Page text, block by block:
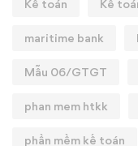
Kế toán Kế
maritime bank
Mẫu 06/GTGT
phan mem htkk
phần mềm kế toán